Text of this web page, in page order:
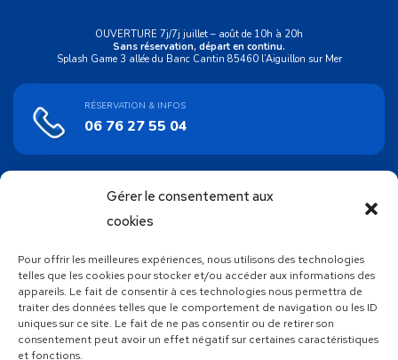
Gérer le consentement aux
cookies
Pour offrir les meilleures expériences, nous utilisons des technologies
telles que les cookies pour stocker et/ou accéder aux informations des
appareils. Le fait de consentir à ces technologies nous permettra de
traiter des données telles que le comportement de navigation ou les ID
uniques sur ce site. Le fait de ne pas consentir ou de retirer son
consentement peut avoir un effet négatif sur certaines caractéristiques
et fonctions.
OUVERTURE 7j/7j juillet – août de 10h à 20h
Sans réservation, départ en continu.
Splash Game 3 allée du Banc Cantin 85460 l’Aiguillon sur Mer
RÉSERVATION & INFOS
06 76 27 55 04
ACHAT EN LIGNE
Bons cadeaux
SUIVEZ NOUS !